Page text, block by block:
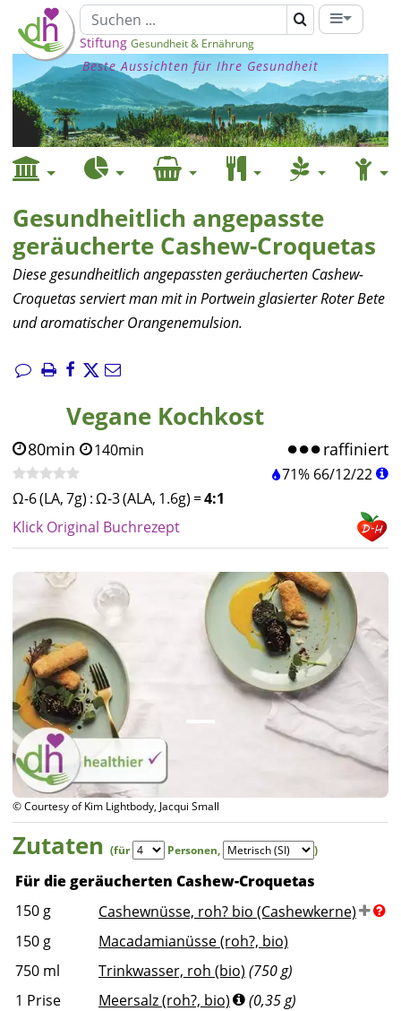
Stiftung Gesundheit & Ernährung
Beste Aussichten für Ihre Gesundheit
Gesundheitlich angepasste
geräucherte Cashew-Croquetas
Diese gesundheitlich angepassten geräucherten Cashew-
Croquetas serviert man mit in Portwein glasierter Roter Bete
und aromatischer Orangenemulsion.
Vegane Kochkost
80min 140min raffiniert
71% 66/12/22
Ω-6 (LA, 7g) :Ω-3 (ALA, 1.6g) =4:1
Klick Original Buchrezept
© Courtesy of Kim Lightbody, Jacqui Small
Zutaten (für Personen, )
Für die geräucherten Cashew-Croquetas
150 g
Cashewnüsse, roh? bio (Cashewkerne)
150 g
Macadamianüsse (roh?, bio)
750 ml Trinkwasser, roh (bio) (750 g)
1 Prise Meersalz (roh?, bio) (0,35 g)